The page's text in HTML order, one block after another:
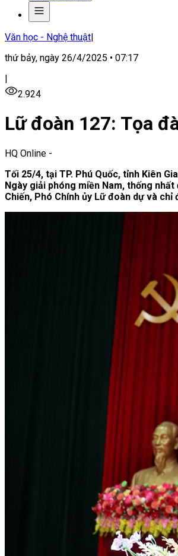
Văn học - Nghệ thuật|
thứ bảy, ngày 26/4/2025 • 07:17
|
2.924
Lữ đoàn 127: Tọa
HQ Online -
Tối 25/4, tại TP. Phú Quốc, tỉnh Kiên
Ngày giải phóng miền Nam, thống
Chiến, Phó Chính ủy Lữ đoàn dự và chỉ